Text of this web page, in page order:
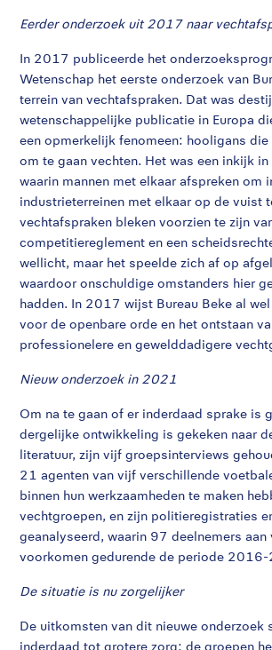
Eerder onderzoek uit 2017 naar
In 2017 publiceerde het
Wetenschap het eerste onderzoek van
terrein van vechtafspraken. Dat was
wetenschappelijke publicatie in Europa
een opmerkelijk fenomeen: hooligans
om te gaan vechten. Het was een inkijk in
waarin mannen met elkaar afspreken om
industrieterreinen met elkaar op de vuist
vechtafspraken bleken voorzien te zijn
competitiereglement en een
wellicht, maar het speelde zich af op
waardoor onschuldige omstanders hier
hadden. In 2017 wijst Bureau Beke al
voor de openbare orde en het ontstaan
professionelere en gewelddadigere
Nieuw onderzoek in 2021
Om na te gaan of er inderdaad sprake is
dergelijke ontwikkeling is gekeken naar
literatuur, zijn vijf groepsinterviews
21 agenten van vijf verschillende
binnen hun werkzaamheden te maken
vechtgroepen, en zijn politieregistraties
geanalyseerd, waarin 97 deelnemers
voorkomen gedurende de periode
De situatie is nu zorgelijker
De uitkomsten van dit nieuwe onderzoek
inderdaad tot grotere zorg: de groepen